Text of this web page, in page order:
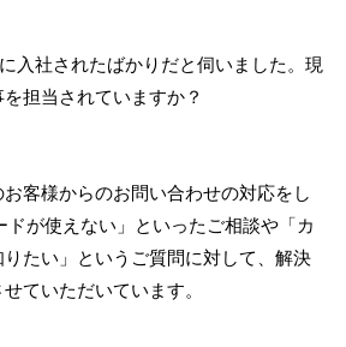
入社されたばかりだと伺いました。現
担当されていますか？
客様からのお問い合わせの対応をし
ドが使えない」といったご相談や「カ
たい」というご質問に対して、解決
ていただいています。